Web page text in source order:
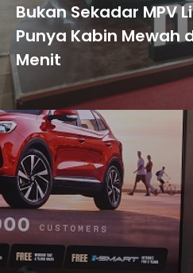
Bukan Sekadar MPV
Punya Kabin Mewah
Menit